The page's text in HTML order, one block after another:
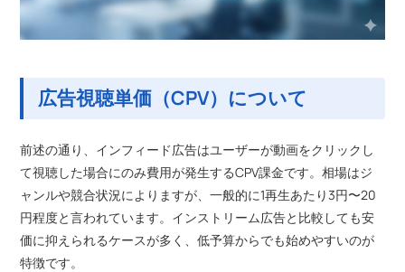
広告視聴単価（CPV）について
前述の通り、インフィード広告はユーザーが動画をクリックし
て視聴した場合にのみ費用が発生するCPV課金です。相場はジ
ャンルや競合状況によりますが、一般的に1再生あたり3円〜20
円程度と言われています。インストリーム広告と比較しても安
価に抑えられるケースが多く、低予算からでも始めやすいのが
特徴です。